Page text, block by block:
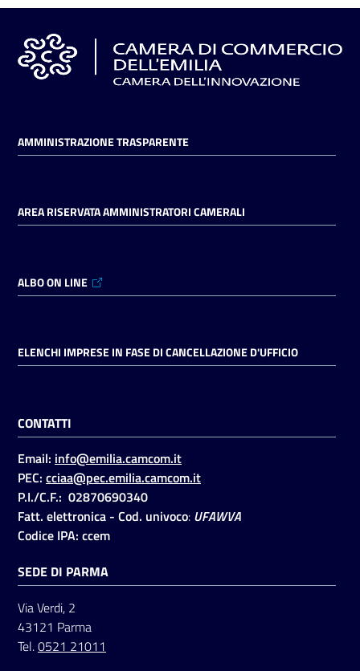
AMMINISTRAZIONE TRASPARENTE
AREA RISERVATA AMMINISTRATORI CAMERALI
ALBO ON LINE
ELENCHI IMPRESE IN FASE DI CANCELLAZIONE D'UFFICIO
CONTATTI
Email: info@emilia.camcom.it
PEC: cciaa@pec.emilia.camcom.it
P.I./C.F.: 02870690340
Fatt. elettronica - Cod. univoco: UFAWVA
Codice IPA: ccem
SEDE DI PARMA
Via Verdi, 2
43121 Parma
Tel.0521 21011